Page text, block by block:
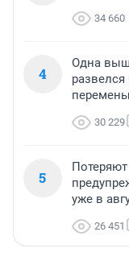
34 660
4
Одна
30 229
5
уже в
26 451